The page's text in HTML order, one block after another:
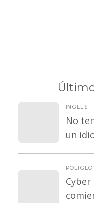
INGLÉS
No
un
Cyber